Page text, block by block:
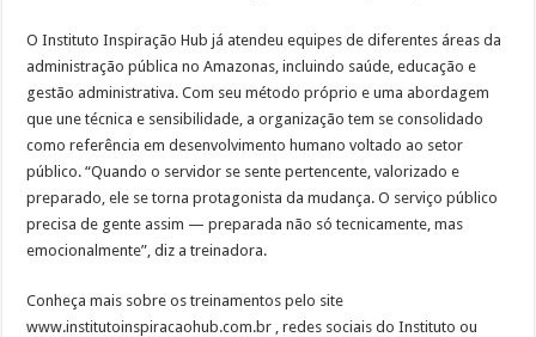
O Instituto Inspiração Hub já atendeu equipes de diferentes áreas da
administração pública no Amazonas, incluindo saúde, educação e
gestão administrativa. Com seu método próprio e uma abordagem
que une técnica e sensibilidade, a organização tem se consolidado
como referência em desenvolvimento humano voltado ao setor
público. “Quando o servidor se sente pertencente, valorizado e
preparado, ele se torna protagonista da mudança. O serviço público
precisa de gente assim — preparada não só tecnicamente, mas
emocionalmente”, diz a treinadora.
Conheça mais sobre os treinamentos pelo site
www.institutoinspiracaohub.com.br , redes sociais do Instituto ou